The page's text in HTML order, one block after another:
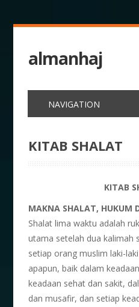
almanhaj
KITAB SHALAT
KITAB
MAKNA SHALAT, HUKUM
Shalat lima waktu adalah
utama setelah dua kalimah
setiap orang muslim laki-
apapun, baik dalam
keadaan sehat dan sakit,
dan musafir, dan setiap